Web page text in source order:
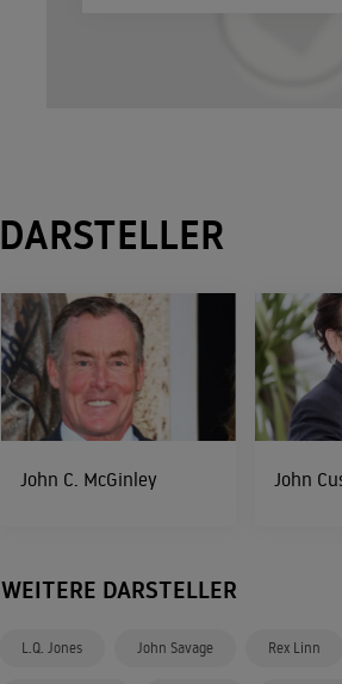
DARSTELLER
John C. McGinley John
WEITERE DARSTELLER
L.Q. Jones John Savage Rex Linn